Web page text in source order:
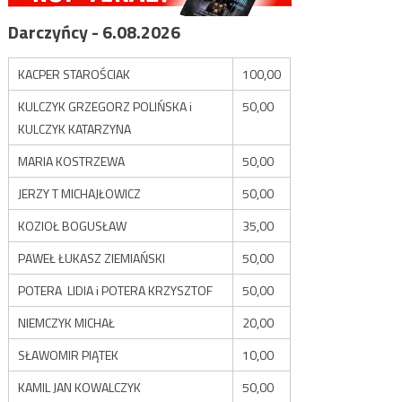
Darczyńcy - 6.08.2026
KACPER STAROŚCIAK
100,00
KULCZYK GRZEGORZ POLIŃSKA i
KULCZYK KATARZYNA
50,00
MARIA KOSTRZEWA
50,00
JERZY T MICHAJŁOWICZ
50,00
KOZIOŁ BOGUSŁAW
35,00
PAWEŁ ŁUKASZ ZIEMIAŃSKI
50,00
POTERA LIDIA i POTERA KRZYSZTOF
50,00
NIEMCZYK MICHAŁ
20,00
SŁAWOMIR PIĄTEK
10,00
KAMIL JAN KOWALCZYK
50,00